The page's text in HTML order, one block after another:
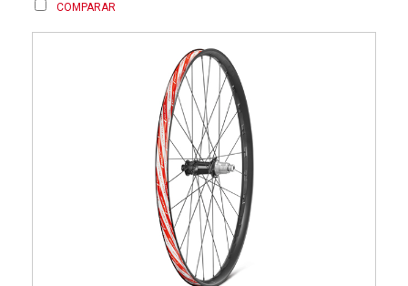
COMPARAR